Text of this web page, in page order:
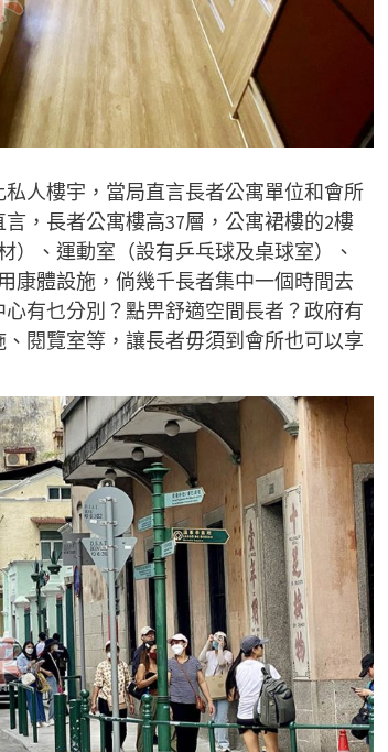
人樓宇，當局直言長者公寓單位和會所
，長者公寓樓高37層，公寓裙樓的2樓
）、運動室（設有乒乓球及桌球室）、
康體設施，倘幾千長者集中一個時間去
有乜分別？點畀舒適空間長者？政府有
閱覽室等，讓長者毋須到會所也可以享